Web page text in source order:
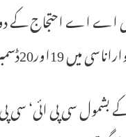
سی اے اے احتجاج کے
پیمانے پر احتجاج ہوا تھا۔